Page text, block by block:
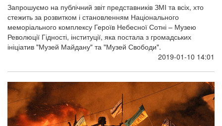
Запрошуємо на публічний звіт представників ЗМІ та всіх, хто
стежить за розвитком і становленням Національного
меморіального комплексу Героїв Небесної Сотні – Музею
Революції Гідності, інституції, яка постала з громадських
ініціатив "Музей Майдану" та "Музей Свободи".
2019-01-10 14:01